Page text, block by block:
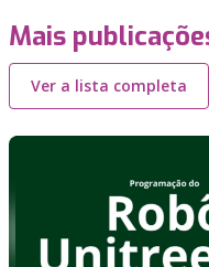
Mais
Ver a lista completa